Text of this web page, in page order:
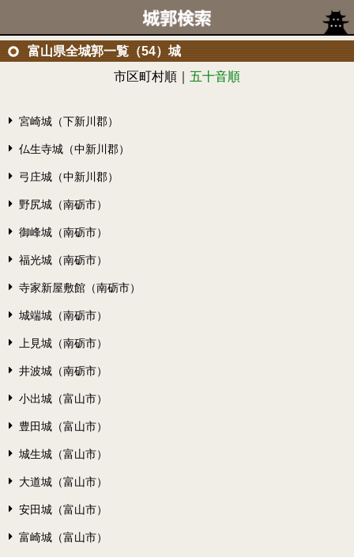
富山県全城郭一覧（54）城
市区町村順｜ 五十音順
宮崎城（下新川郡）
仏生寺城（中新川郡）
弓庄城（中新川郡）
野尻城（南砺市）
御峰城（南砺市）
福光城（南砺市）
寺家新屋敷館（南砺市）
城端城（南砺市）
上見城（南砺市）
井波城（南砺市）
小出城（富山市）
豊田城（富山市）
城生城（富山市）
大道城（富山市）
安田城（富山市）
富崎城（富山市）